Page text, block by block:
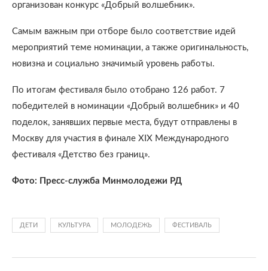
организован конкурс «Добрый волшебник».
Самым важным при отборе было соответствие идей
мероприятий теме номинации, а также оригинальность,
новизна и социально значимый уровень работы.
По итогам фестиваля было отобрано 126 работ. 7
победителей в номинации «Добрый волшебник» и 40
поделок, занявших первые места, будут отправлены в
Москву для участия в финале XIX Международного
фестиваля «Детство без границ».
Фото: Пресс-служба Минмолодежи РД
ДЕТИ КУЛЬТУРА МОЛОДЕЖЬ ФЕСТИВАЛЬ